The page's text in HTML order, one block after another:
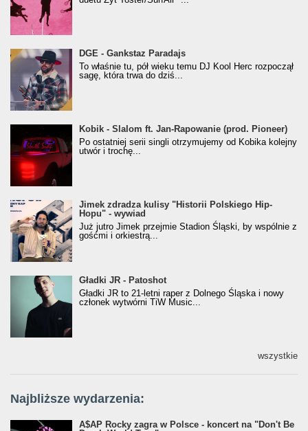
donGURALesko z nagrodą za
Klasyczny/Trueschoolowy Album Roku
(Popkillery 2023)
DGE - Gankstaz Paradajs
To właśnie tu, pół wieku temu DJ Kool Herc rozpoczął
sagę, która trwa do dziś...
Kobik - Slalom ft. Jan-Rapowanie (prod. Pioneer)
[Official Music Visualiser]
Kobik - Slalom ft. Jan-Rapowanie (prod. Pioneer)
Po ostatniej serii singli otrzymujemy od Kobika kolejny
utwór i trochę...
Jimek zdradza kulisy "Historii Polskiego Hip-
Hopu" - wywiad
Jimek zdradza kulisy "Historii Polskiego Hip-
Hopu" - wywiad
Już jutro Jimek przejmie Stadion Śląski, by wspólnie z
gośćmi i orkiestrą...
Gładki JR - Patoshot
Gładki JR - Patoshot
Gładki JR to 21-letni raper z Dolnego Śląska i nowy
członek wytwórni TiW Music...
wszystkie
Najbliższe wydarzenia:
A$AP Rocky zagra w Polsce - koncert na "Don't Be